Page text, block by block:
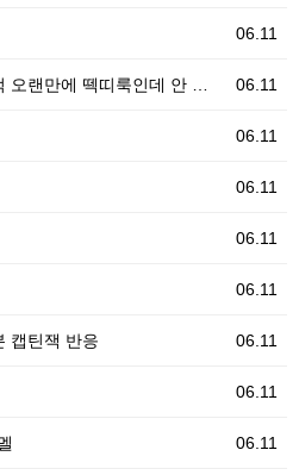
06.11
06.11
오랜만에 떽띠룩인데 안 …
06.11
06.11
06.11
06.11
06.11
캡틴잭 반응
06.11
06.11